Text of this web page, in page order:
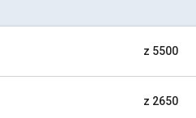
z 5500
z 2650